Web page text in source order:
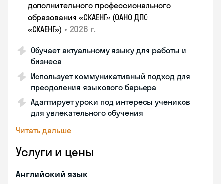
дополнительного профессионального
образования «СКАЕНГ» (ОАНО ДПО
«СКАЕНГ») • 2026 г.
Обучает актуальному языку для работы и
бизнеса
Использует коммуникативный подход для
преодоления языкового барьера
Адаптирует уроки под интересы учеников
для увлекательного обучения
Читать дальше
Услуги и цены
Английский язык